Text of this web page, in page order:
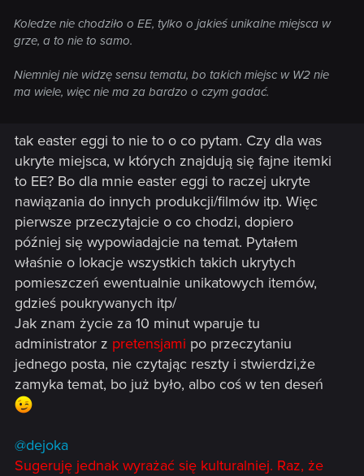
Koledze nie chodziło o EE, tylko o jakieś unikalne miejsca w
grze, a to nie to samo.
Niemniej nie widzę sensu tematu, bo takich miejsc w W2 nie
ma wiele, więc nie ma za bardzo o czym gadać.
tak easter eggi to nie to o co pytam. Czy dla was
ukryte miejsca, w których znajdują się fajne itemki
to EE? Bo dla mnie easter eggi to raczej ukryte
nawiązania do innych produkcji/filmów itp. Więc
pierwsze przeczytajcie o co chodzi, dopiero
później się wypowiadajcie na temat. Pytałem
właśnie o lokacje wszystkich takich ukrytych
pomieszczeń ewentualnie unikatowych itemów,
gdzieś poukrywanych itp/
Jak znam życie za 10 minut wparuje tu
administrator z pretensjami po przeczytaniu
jednego posta, nie czytając reszty i stwierdzi,że
zamyka temat, bo już było, albo coś w ten deseń
@dejoka
Sugeruję jednak wyrażać się kulturalniej. Raz, że